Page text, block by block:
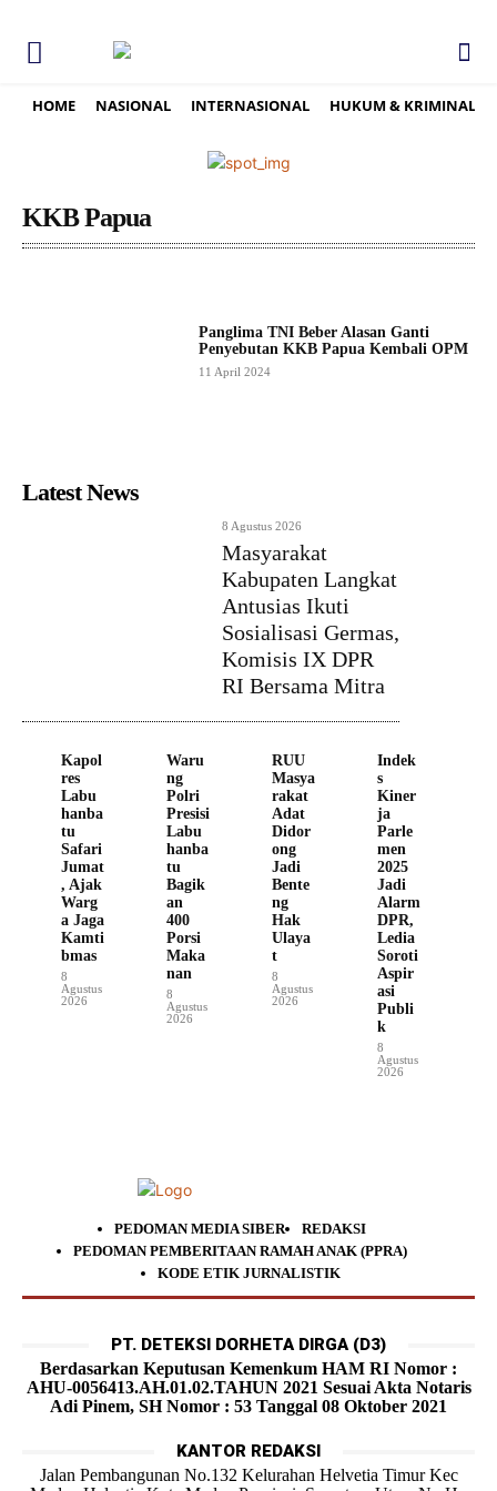
HOME NASIONAL INTERNASIONAL HUKUM & KRIMINAL
KKB Papua
Panglima TNI Beber Alasan Ganti
Penyebutan KKB Papua Kembali OPM
11 April 2024
Latest News
8 Agustus 2026
Masyarakat
Kabupaten Langkat
Antusias Ikuti
Sosialisasi Germas,
Komisis IX DPR
RI Bersama Mitra
Kapol
res
Labu
hanba
tu
Safari
Jumat
, Ajak
Warg
a Jaga
Kamti
bmas
8
Agustus
2026
Waru
ng
Polri
Presisi
Labu
hanba
tu
Bagik
an
400
Porsi
Maka
nan
8
Agustus
2026
RUU
Masya
rakat
Adat
Didor
ong
Jadi
Bente
ng
Hak
Ulaya
t
8
Agustus
2026
Indek
s
Kiner
ja
Parle
men
2025
Jadi
Alarm
DPR,
Ledia
Soroti
Aspir
asi
Publi
k
8
Agustus
2026
PEDOMAN MEDIA SIBER
REDAKSI
PEDOMAN PEMBERITAAN RAMAH ANAK (PPRA)
KODE ETIK JURNALISTIK
PT. DETEKSI DORHETA DIRGA (D3)
Berdasarkan Keputusan Kemenkum HAM RI Nomor :
AHU-0056413.AH.01.02.TAHUN 2021 Sesuai Akta Notaris
Adi Pinem, SH Nomor : 53 Tanggal 08 Oktober 2021
KANTOR REDAKSI
Jalan Pembangunan No.132 Kelurahan Helvetia Timur Kec